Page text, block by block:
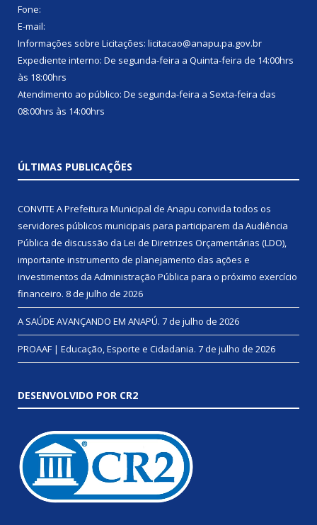
Fone:
E-mail:
Informações sobre Licitações: licitacao@anapu.pa.gov.br
Expediente interno: De segunda-feira a Quinta-feira de 14:00hrs
às 18:00hrs
Atendimento ao público: De segunda-feira a Sexta-feira das
08:00hrs às 14:00hrs
ÚLTIMAS PUBLICAÇÕES
CONVITE A Prefeitura Municipal de Anapu convida todos os
servidores públicos municipais para participarem da Audiência
Pública de discussão da Lei de Diretrizes Orçamentárias (LDO),
importante instrumento de planejamento das ações e
investimentos da Administração Pública para o próximo exercício
financeiro. 8 de julho de 2026
A SAÚDE AVANÇANDO EM ANAPÚ. 7 de julho de 2026
PROAAF | Educação, Esporte e Cidadania. 7 de julho de 2026
DESENVOLVIDO POR CR2